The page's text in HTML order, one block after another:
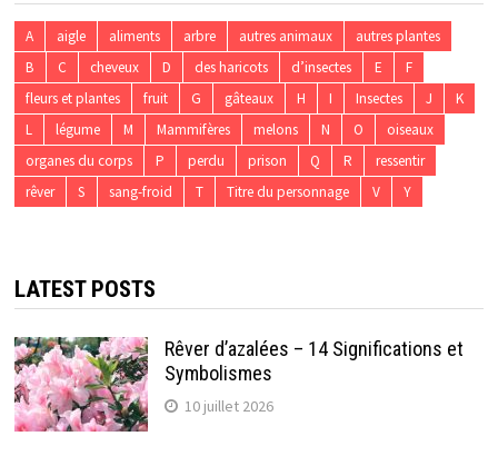
A aigle aliments arbre autres animaux
autres plantes
B
C cheveux D des haricots d’insectes E
F
fleurs et plantes
fruit G gâteaux H I Insectes J
K
L
légume M Mammifères melons N O
oiseaux
organes du corps
P perdu prison Q R
ressentir
rêver
S sang-froid T Titre du personnage V Y
LATEST POSTS
Rêver d’azalées – 14 Significations et
Symbolismes
10 juillet 2026